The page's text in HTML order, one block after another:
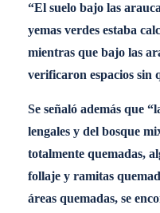
“El suelo bajo las
yemas verdes estaba
mientras que bajo las
verificaron espacios sin
Se señaló además que
lengales y del bosque
totalmente quemadas,
follaje y ramitas
áreas quemadas, se